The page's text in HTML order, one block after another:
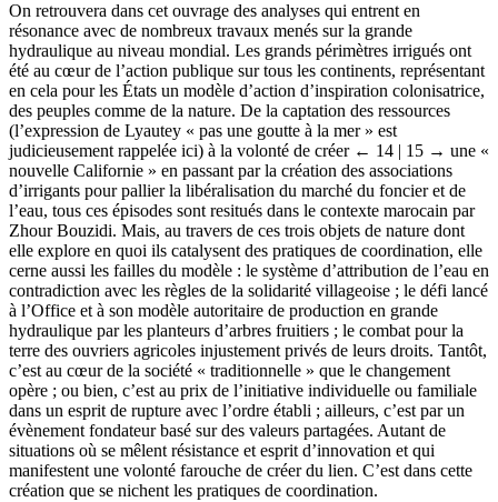
On retrouvera dans cet ouvrage des analyses qui entrent en
résonance avec de nombreux travaux menés sur la grande
hydraulique au niveau mondial. Les grands périmètres irrigués ont
été au cœur de l’action publique sur tous les continents, représentant
en cela pour les États un modèle d’action d’inspiration colonisatrice,
des peuples comme de la nature. De la captation des ressources
(l’expression de Lyautey « pas une goutte à la mer » est
judicieusement rappelée ici) à la volonté de créer ← 14 | 15 → une «
nouvelle Californie » en passant par la création des associations
d’irrigants pour pallier la libéralisation du marché du foncier et de
l’eau, tous ces épisodes sont resitués dans le contexte marocain par
Zhour Bouzidi. Mais, au travers de ces trois objets de nature dont
elle explore en quoi ils catalysent des pratiques de coordination, elle
cerne aussi les failles du modèle : le système d’attribution de l’eau en
contradiction avec les règles de la solidarité villageoise ; le défi lancé
à l’Office et à son modèle autoritaire de production en grande
hydraulique par les planteurs d’arbres fruitiers ; le combat pour la
terre des ouvriers agricoles injustement privés de leurs droits. Tantôt,
c’est au cœur de la société « traditionnelle » que le changement
opère ; ou bien, c’est au prix de l’initiative individuelle ou familiale
dans un esprit de rupture avec l’ordre établi ; ailleurs, c’est par un
évènement fondateur basé sur des valeurs partagées. Autant de
situations où se mêlent résistance et esprit d’innovation et qui
manifestent une volonté farouche de créer du lien. C’est dans cette
création que se nichent les pratiques de coordination.